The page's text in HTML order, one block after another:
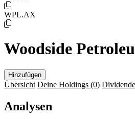
WPL.AX
Woodside
Hinzufügen
Übersicht Deine Holdings (0)
Analysen